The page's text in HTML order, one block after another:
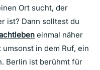
Ort sucht, der
ist? Dann solltest du
einmal näher
in dem Ruf, ein
Berlin ist berühmt für